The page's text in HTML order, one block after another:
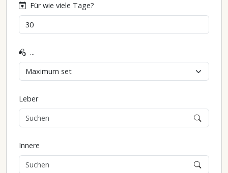
Für wie viele Tage?
...
Leber
Innere